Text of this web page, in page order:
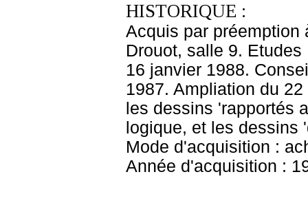
HISTORIQUE :
Acquis par préemption
Drouot, salle 9.
16 janvier 1988.
1987. Ampliation du
les dessins 'rapportés
logique, et les
Mode d'acquisition :
Année d'acquisition :